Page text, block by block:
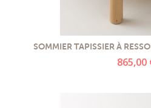
SOMMIER TAPISSIER À
865,00